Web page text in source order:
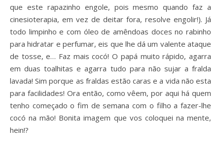
que este rapazinho engole, pois mesmo quando faz a
cinesioterapia, em vez de deitar fora, resolve engolir!). Já
todo limpinho e com óleo de amêndoas doces no rabinho
para hidratar e perfumar, eis que lhe dá um valente ataque
de tosse, e… Faz mais cocó! O papá muito rápido, agarra
em duas toalhitas e agarra tudo para não sujar a fralda
lavada! Sim porque as fraldas estão caras e a vida não esta
para facilidades! Ora então, como vêem, por aqui há quem
tenho começado o fim de semana com o filho a fazer-lhe
cocó na mão! Bonita imagem que vos coloquei na mente,
hein!?